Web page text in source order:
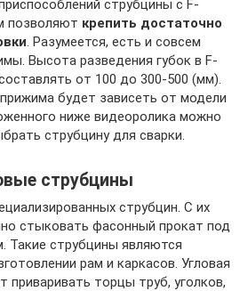
струбцины с F-
позволяют крепить достаточно
. Разумеется, есть и совсем
Высота разведения губок в F-
от 100 до 300-500 (мм).
будет зависеть от модели
ниже видеоролика можно
струбцину для сварки.
струбцины
струбцин. С их
стыковать фасонный прокат под
Такие струбцины являются
рам и каркасов. Угловая
приваривать торцы труб, уголков,